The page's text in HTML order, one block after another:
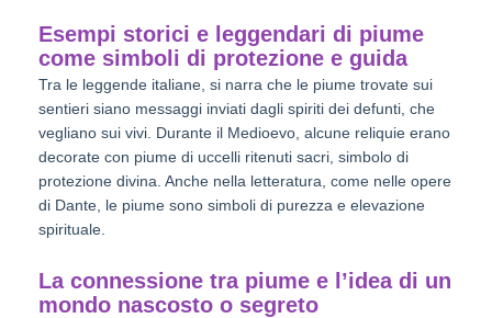
Esempi storici e leggendari di piume
come simboli di protezione e guida
Tra le leggende italiane, si narra che le piume trovate sui
sentieri siano messaggi inviati dagli spiriti dei defunti, che
vegliano sui vivi. Durante il Medioevo, alcune reliquie erano
decorate con piume di uccelli ritenuti sacri, simbolo di
protezione divina. Anche nella letteratura, come nelle opere
di Dante, le piume sono simboli di purezza e elevazione
spirituale.
La connessione tra piume e l’idea di un
mondo nascosto o segreto